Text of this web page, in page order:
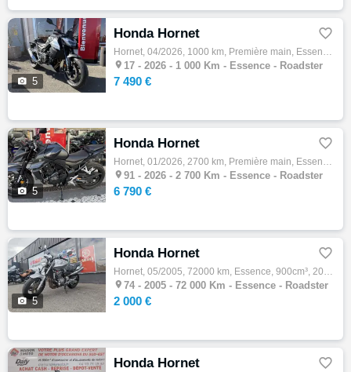
 5
Honda Hornet 
Hornet, 04/2026, 1000 km, Première main, Essence, 750cm³, Couleur gris, 7490 € Equipements : 47CV,ABS,Anti-patinage,Boite semi-automatique,…
 17 - 2026 - 1 000 Km - Essence - Roadster
7 490 €
 5
Honda Hornet 
Hornet, 01/2026, 2700 km, Première main, Essence, 750cm³, Couleur noir, 6790 € Equipements : La concession Honda moto 91 vous propose : - C…
 91 - 2026 - 2 700 Km - Essence - Roadster
6 790 €
 5
Honda Hornet 
Hornet, 05/2005, 72000 km, Essence, 900cm³, 2000 € Equipements : ,Garantie 12 mois
 74 - 2005 - 72 000 Km - Essence - Roadster
2 000 €
Honda Hornet 